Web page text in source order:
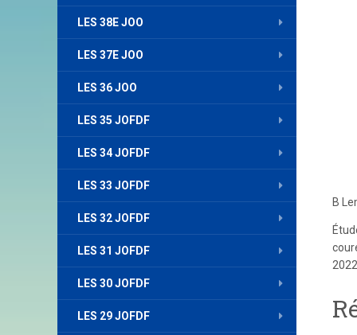
LES 38E JOO
LES 37E JOO
LES 36 JOO
LES 35 JOFDF
LES 34 JOFDF
LES 33 JOFDF
LES 32 JOFDF
LES 31 JOFDF
LES 30 JOFDF
LES 29 JOFDF
B